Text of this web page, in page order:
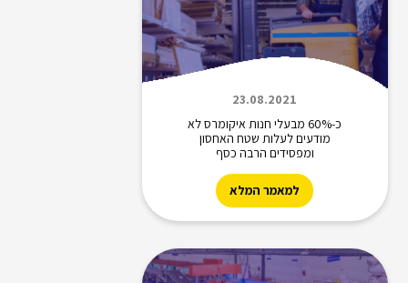
23.08.2021
כ-60% מבעלי חנות איקומרס לא
מודעים לעלות שטח האחסון
ומפסידים הרבה כסף
למאמר המלא